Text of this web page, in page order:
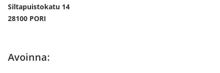
Siltapuistokatu 14
28100 PORI
Avoinna: